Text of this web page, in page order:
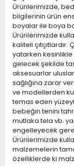
Ürünlerimizde,
bilgilerinin ürün
boyalar ile boya
Ürünlerimizde
kaliteli
yatarken
gelecek şekilde
aksesuarlar
sağlığına zarar
ve modellerden
temas eden
bebeğin tenini
mutlaka tela vb.
engelleyecek
Ürünlerimizde
malzemelerin
özelliklerde ki